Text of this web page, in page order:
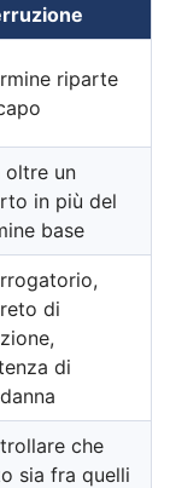
riparte
oltre un
in più del
base
di
di
che
sia fra quelli